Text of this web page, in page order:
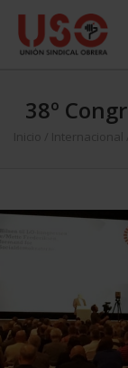
38º
Inicio Internacional